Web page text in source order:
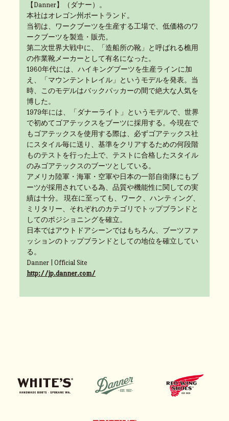
【Danner】（ダナー）。
本社はオレゴン州ポートランド。
当初は、ワークブーツを生産する工場で、低価格のワ
ークブーツを製造・販売。
第二次世界大戦中に、「造船所の靴」と呼ばれる樵用
の作業靴メーカーとして有名になった。
1960年代には、ハイキングブーツを生産ラインに加
え、「マウンテントレイル」というモデルを発表。当
時、このモデルはバックパッカーの間で絶大な人気を
博した。
1979年には、「ダナーライト」というモデルで、世界
で初めてゴアテックスをブーツに採用する。今現在で
もゴアテックスを使用する際は、必ずゴアテックス社
にスタイル毎に送り、基準をクリアするための何段階
ものテストを行った上で、テストに合格したスタイル
のみゴアテックスのブーツとしている。
アメリカ陸軍・海軍・空軍や日本の一部自衛隊にもブ
ーツが採用されている為、品質や機能性に関しての実
績は十分。 現在に至っても、ワーク、ハンティング、
ミリタリー、それぞれのカテゴリでトップブランドと
してのポジショニングを確立。
日本ではアウトドアシーンではもちろん、ブーツファ
ッションのトップブランドとしての地位を確立してい
る。
Danner | Official Site
http://jp.danner.com/